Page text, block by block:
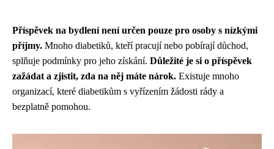
Příspěvek na bydlení není určen pouze pro osoby s nízkými
příjmy. Mnoho diabetiků, kteří pracují nebo pobírají důchod,
splňuje podmínky pro jeho získání. Důležité je si o příspěvek
zažádat a zjistit, zda na něj máte nárok. Existuje mnoho
organizací, které diabetikům s vyřízením žádosti rády a
bezplatně pomohou.